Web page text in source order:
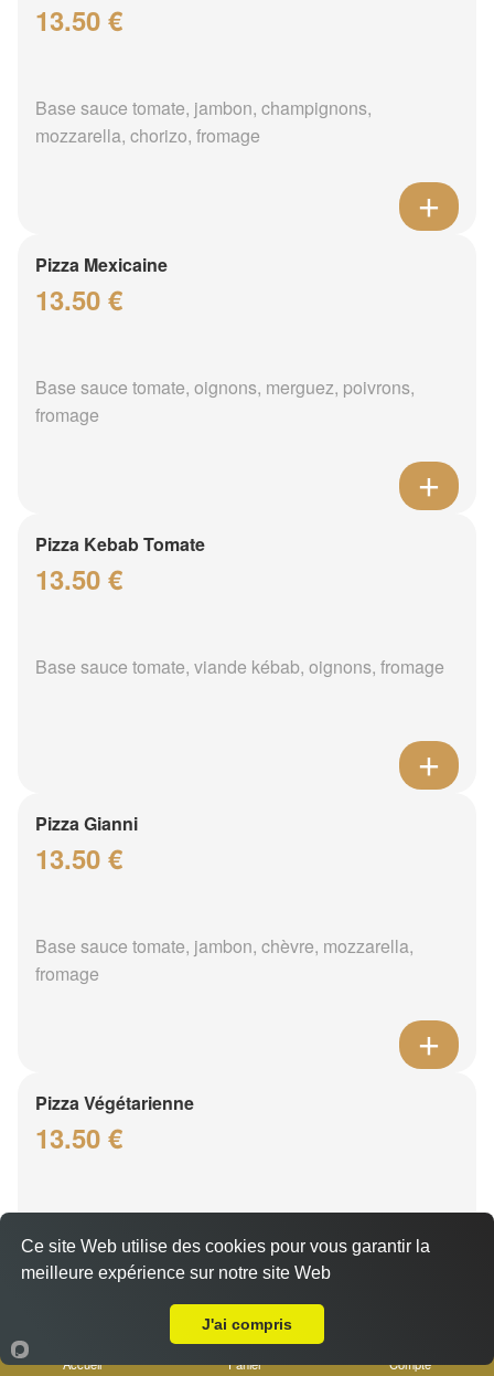
13.50 €
Base sauce tomate, jambon, champignons,
mozzarella, chorizo, fromage
Pizza Mexicaine
13.50 €
Base sauce tomate, oignons, merguez, poivrons,
fromage
Pizza Kebab Tomate
13.50 €
Base sauce tomate, viande kébab, oignons, fromage
Pizza Gianni
13.50 €
Base sauce tomate, jambon, chèvre, mozzarella,
fromage
Pizza Végétarienne
13.50 €
fraîche, fromage
Accueil Panier Compte
Ce site Web utilise des cookies pour vous garantir la
meilleure expérience sur notre site Web
J'ai compris